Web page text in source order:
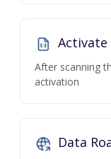
Activate
After scanning
activation
Data